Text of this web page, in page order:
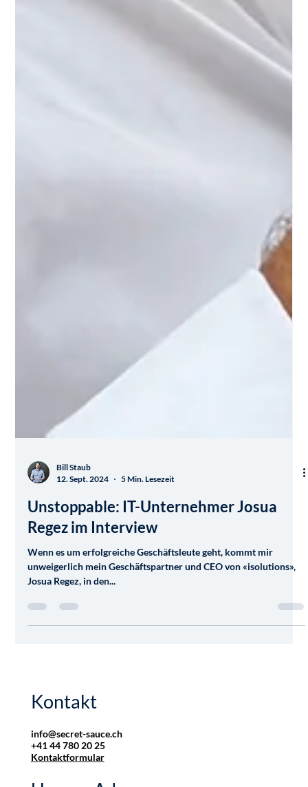
Bill Staub
12. Sept. 2024
5 Min. Lesezeit
Unstoppable: IT-Unternehmer Josua
Regez im Interview
Wenn es um erfolgreiche Geschäftsleute geht, kommt mir
Kontakt